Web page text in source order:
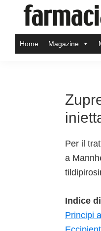
primary
main
primary
footerFarmacia.it
magazine
Home Magazine
Per il
a
Indice
Principi